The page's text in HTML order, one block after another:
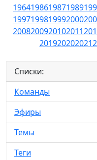
1964198619871989
1997199819992000
2008200920102011
201920202021
Списки:
Команды
Эфиры
Темы
Теги